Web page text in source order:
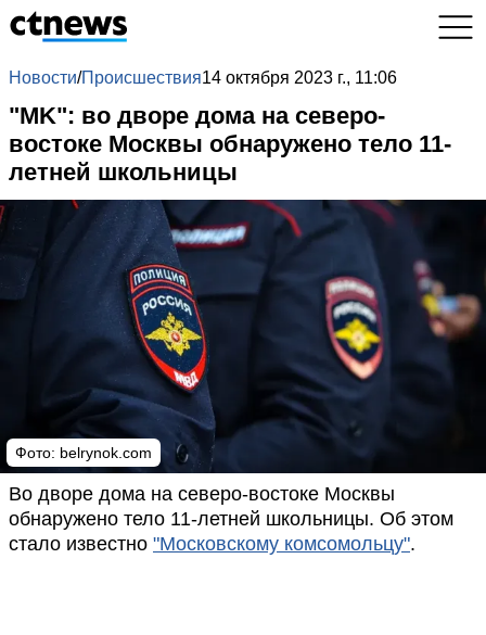
Новости/Происшествия14 октября 2023 г., 11:06
"MK": во дворе дома на северо-
востоке Москвы обнаружено тело 11-
летней школьницы
Фото: belrynok.com
Во дворе дома на северо-востоке Москвы
обнаружено тело 11-летней школьницы. Об этом
стало известно "Московскому комсомольцу".